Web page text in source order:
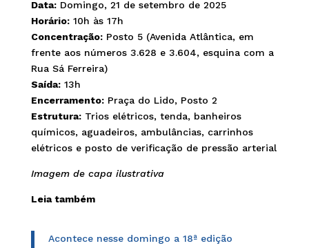
Data:Domingo, 21 de setembro de 2025
Horário:10h às 17h
Concentração:Posto 5 (Avenida Atlântica, em
frente aos números 3.628 e 3.604, esquina com a
Rua Sá Ferreira)
Saída:13h
Encerramento:Praça do Lido, Posto 2
Estrutura:Trios elétricos, tenda, banheiros
químicos, aguadeiros, ambulâncias, carrinhos
elétricos e posto de verificação de pressão arterial
Imagem de capa ilustrativa
Leia também
Acontece nesse domingo a 18ª edição